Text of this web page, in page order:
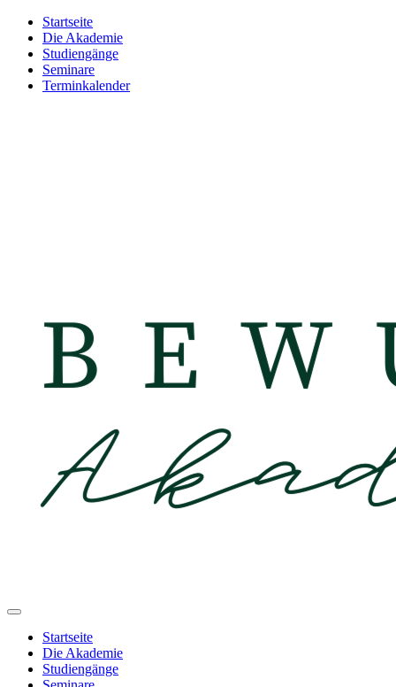
Startseite
Die Akademie
Studiengänge
Seminare
Terminkalender
Startseite
Die Akademie
Studiengänge